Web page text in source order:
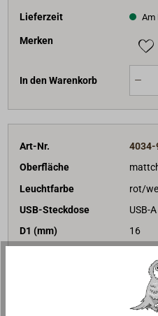
Lieferzeit Am
Merken
In den Warenkorb
Art-Nr.
4034-
Oberfläche
Leuchtfarbe
rot/
USB-Steckdose
USB-A
D1 (mm)
16
netto: